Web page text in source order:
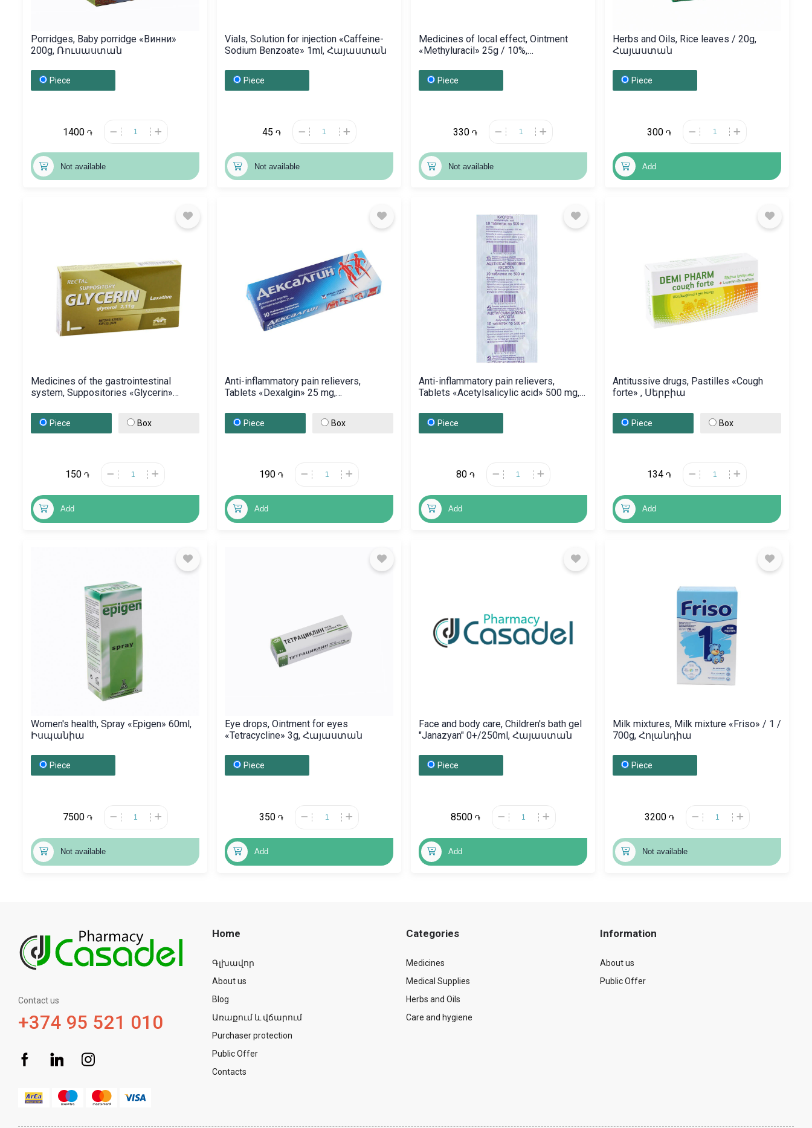
Porridges, Baby porridge «Винни»
200g, Ռուսաստան
Piece
1400 ֏
Not available
Vials, Solution for injection «Caffeine-
Sodium Benzoate» 1ml, Հայաստան
Piece
45 ֏
Not available
Medicines of local effect, Ointment
«Methyluracil» 25g / 10%,
Piece
330 ֏
Not available
Herbs and Oils, Rice leaves / 20g,
Հայաստան
Piece
300 ֏
Add
Medicines of the gastrointestinal
system, Suppositories «Glycerin»
Piece Box
150 ֏
Add
Anti-inflammatory pain relievers,
Tablets «Dexalgin» 25 mg,
Piece Box
190 ֏
Add
Anti-inflammatory pain relievers,
Tablets «Acetylsalicylic acid» 500 mg,
Piece
80 ֏
Add
Antitussive drugs, Pastilles «Cough
forte» , Սերբիա
Piece Box
134 ֏
Add
Women's health, Spray «Epigen» 60ml,
Իսպանիա
Piece
7500 ֏
Not available
Eye drops, Ointment for eyes
«Tetracycline» 3g, Հայաստան
Piece
350 ֏
Add
Face and body care, Children's bath gel
"Janazyan" 0+/250ml, Հայաստան
Piece
8500 ֏
Add
Milk mixtures, Milk mixture «Friso» / 1 /
700g, Հոլանդիա
Piece
3200 ֏
Not available
Contact us
+374 95 521 010
Home
Գլխավոր
About us
Blog
Առաքում և վճարում
Purchaser protection
Public Offer
Contacts
Categories
Medicines
Medical Supplies
Herbs and Oils
Care and hygiene
Information
About us
Public Offer